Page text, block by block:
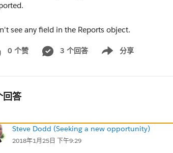
see any field in the Reports object.
0 个赞 3 个回答 分享
Show menu
回答
Steve Dodd (Seeking a new opportunity)
2018年1月25日 下午9:29